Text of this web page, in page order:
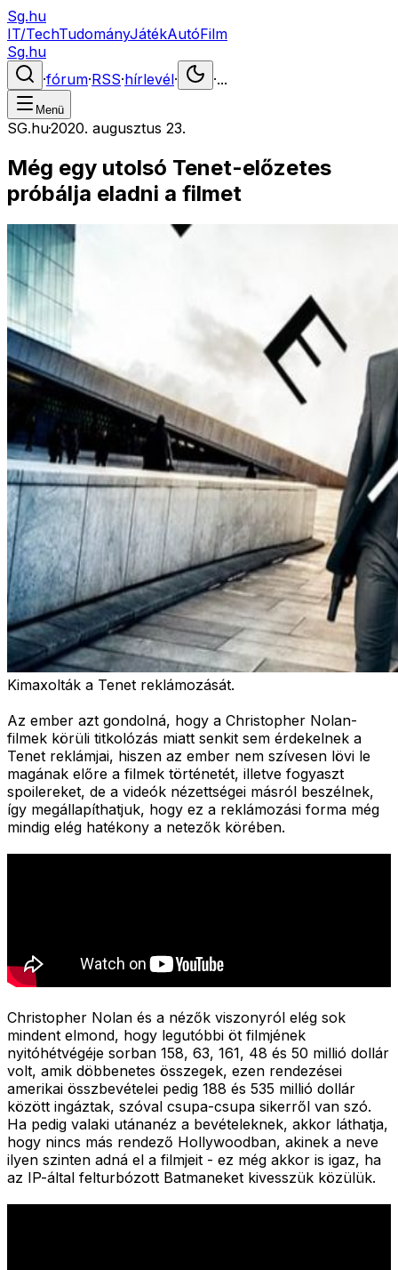
Sg.hu
IT/TechTudományJátékAutóFilm
Sg.hu
·fórum·RSS·hírlevél· ·...
Menü
SG.hu·2020. augusztus 23.
Még egy utolsó Tenet-előzetes
próbálja eladni a filmet
Kimaxolták a Tenet reklámozását.
Az ember azt gondolná, hogy a Christopher Nolan-
filmek körüli titkolózás miatt senkit sem érdekelnek a
Tenet reklámjai, hiszen az ember nem szívesen lövi le
magának előre a filmek történetét, illetve fogyaszt
spoilereket, de a videók nézettségei másról beszélnek,
így megállapíthatjuk, hogy ez a reklámozási forma még
mindig elég hatékony a netezők körében.
Christopher Nolan és a nézők viszonyról elég sok
mindent elmond, hogy legutóbbi öt filmjének
nyitóhétvégéje sorban 158, 63, 161, 48 és 50 millió dollár
volt, amik döbbenetes összegek, ezen rendezései
amerikai összbevételei pedig 188 és 535 millió dollár
között ingáztak, szóval csupa-csupa sikerről van szó.
Ha pedig valaki utánanéz a bevételeknek, akkor láthatja,
hogy nincs más rendező Hollywoodban, akinek a neve
ilyen szinten adná el a filmjeit - ez még akkor is igaz, ha
az IP-által felturbózott Batmaneket kivesszük közülük.